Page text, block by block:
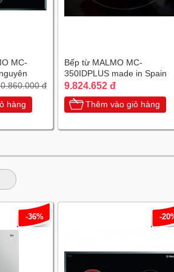
MC-
đ
hàng
Bếp từ MALMO MC-
350IDPLUS made in Spain
9.824.652 đ
Thêm vào giỏ hàng
-36% -